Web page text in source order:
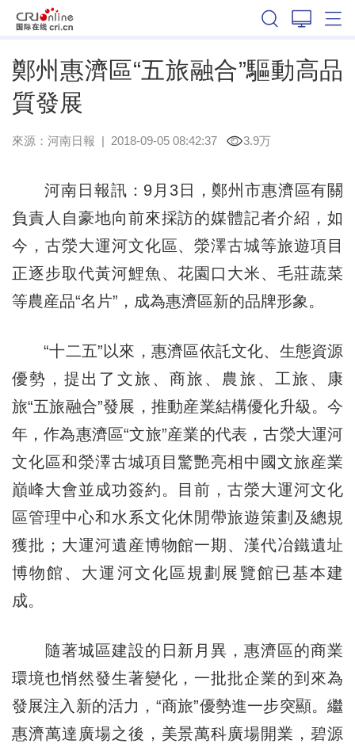
鄭州惠濟區“五旅融合”驅動高品
質發展
來源： 河南日報 | 2018-09-05 08:42:37 3.9万
河南日報訊：9月3日，鄭州市惠濟區有關
負責人自豪地向前來採訪的媒體記者介紹，如
今，古滎大運河文化區、滎澤古城等旅遊項目
正逐步取代黃河鯉魚、花園口大米、毛莊蔬菜
等農産品“名片”，成為惠濟區新的品牌形象。
“十二五”以來，惠濟區依託文化、生態資源
優勢，提出了文旅、商旅、農旅、工旅、康
旅“五旅融合”發展，推動産業結構優化升級。今
年，作為惠濟區“文旅”産業的代表，古滎大運河
文化區和滎澤古城項目驚艷亮相中國文旅産業
巔峰大會並成功簽約。目前，古滎大運河文化
區管理中心和水系文化休閒帶旅遊策劃及總規
獲批；大運河遺産博物館一期、漢代冶鐵遺址
博物館、大運河文化區規劃展覽館已基本建
成。
隨著城區建設的日新月異，惠濟區的商業
環境也悄然發生著變化，一批批企業的到來為
發展注入新的活力，“商旅”優勢進一步突顯。繼
惠濟萬達廣場之後，美景萬科廣場開業，碧源